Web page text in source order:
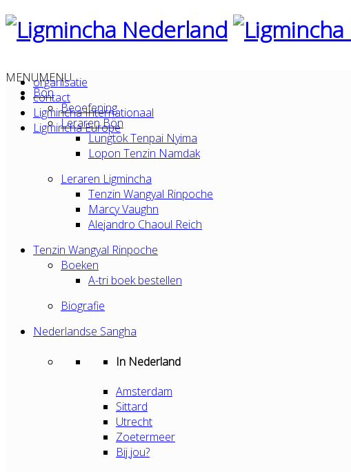
organisatie
contact
Ligmincha Internationaal
Ligmincha Europe
MENUMENU
Bön
Beoefening
Leraren Bön
Lungtok Tenpai Nyima
Lopon Tenzin Namdak
Leraren Ligmincha
Tenzin Wangyal Rinpoche
Marcy Vaughn
Alejandro Chaoul Reich
Tenzin Wangyal Rinpoche
Boeken
A-tri boek bestellen
Biografie
Nederlandse Sangha
In Nederland
Amsterdam
Sittard
Utrecht
Zoetermeer
Bij jou?